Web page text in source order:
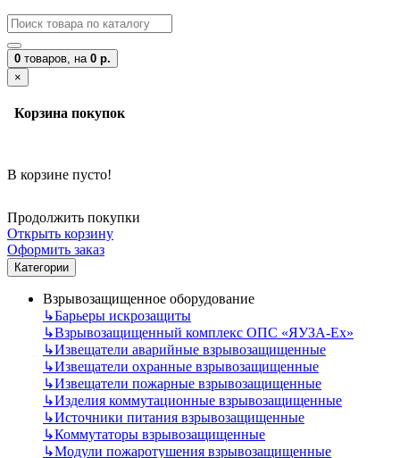
0 товаров, на 0 р.
×
Корзина покупок
В корзине пусто!
Продолжить покупки
Открыть корзину
Оформить заказ
Категории
Взрывозащищенное оборудование
↳Барьеры искрозащиты
↳Взрывозащищенный комплекс ОПС «ЯУЗА-Ех»
↳Извещатели аварийные взрывозащищенные
↳Извещатели охранные взрывозащищенные
↳Извещатели пожарные взрывозащищенные
↳Изделия коммутационные взрывозащищенные
↳Источники питания взрывозащищенные
↳Коммутаторы взрывозащищенные
↳Модули пожаротушения взрывозащищенные